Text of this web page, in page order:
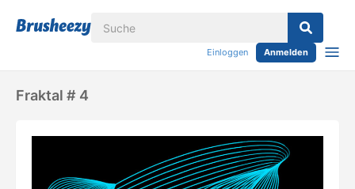
Einloggen Anmelden
Fraktal # 4